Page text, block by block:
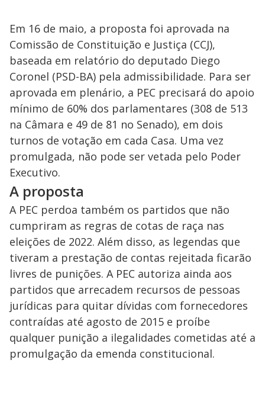
Em 16 de maio, a proposta foi aprovada na
Comissão de Constituição e Justiça (CCJ),
baseada em relatório do deputado Diego
Coronel (PSD-BA) pela admissibilidade. Para ser
aprovada em plenário, a PEC precisará do apoio
mínimo de 60% dos parlamentares (308 de 513
na Câmara e 49 de 81 no Senado), em dois
turnos de votação em cada Casa. Uma vez
promulgada, não pode ser vetada pelo Poder
Executivo.
A proposta
A PEC perdoa também os partidos que não
cumpriram as regras de cotas de raça nas
eleições de 2022. Além disso, as legendas que
tiveram a prestação de contas rejeitada ficarão
livres de punições. A PEC autoriza ainda aos
partidos que arrecadem recursos de pessoas
jurídicas para quitar dívidas com fornecedores
contraídas até agosto de 2015 e proíbe
qualquer punição a ilegalidades cometidas até a
promulgação da emenda constitucional.